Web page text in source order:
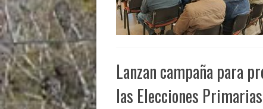
Lanzan campaña para
las Elecciones